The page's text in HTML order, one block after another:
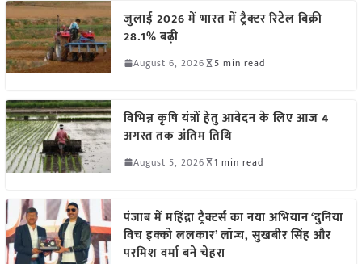
जुलाई 2026 में भारत में ट्रैक्टर रिटेल बिक्री
28.1% बढ़ी
August 6, 2026 5 min read
विभिन्न कृषि यंत्रों हेतु आवेदन के लिए आज 4
अगस्त तक अंतिम तिथि
August 5, 2026 1 min read
पंजाब में महिंद्रा ट्रैक्टर्स का नया अभियान ‘दुनिया
विच इक्को ललकार’ लॉन्च, सुखबीर सिंह और
परमिश वर्मा बने चेहरा